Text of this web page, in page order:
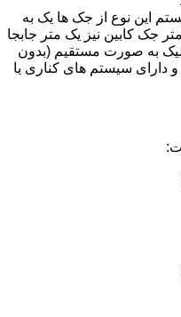
این نوع از جک ها یک به
جک کابین نیز یک متر جابجا
به صورت مستقیم (بدون
سیستم های کناری یا